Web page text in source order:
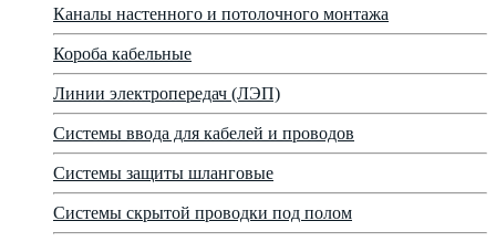
Каналы настенного и потолочного монтажа
Короба кабельные
Линии электропередач (ЛЭП)
Системы ввода для кабелей и проводов
Системы защиты шланговые
Системы скрытой проводки под полом